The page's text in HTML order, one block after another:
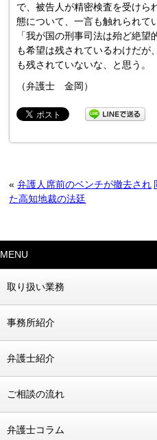
で、被告人が精密検査を受けら
態について、一言も触れられて
「我が国の刑事司法は殆ど絶
も希望は残されているわけだが
も残されていないな、と思う。
（弁護士 金岡）
«弁護人席前のベンチが撤去され
た高知地裁の法廷
MENU
取り扱い業務
事務所紹介
弁護士紹介
ご相談の流れ
弁護士コラム